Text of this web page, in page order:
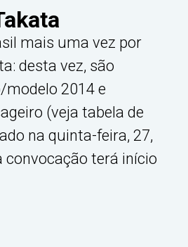
mais uma vez por
desta vez, são
modelo 2014 e
(veja tabela de
na quinta-feira, 27,
terá início